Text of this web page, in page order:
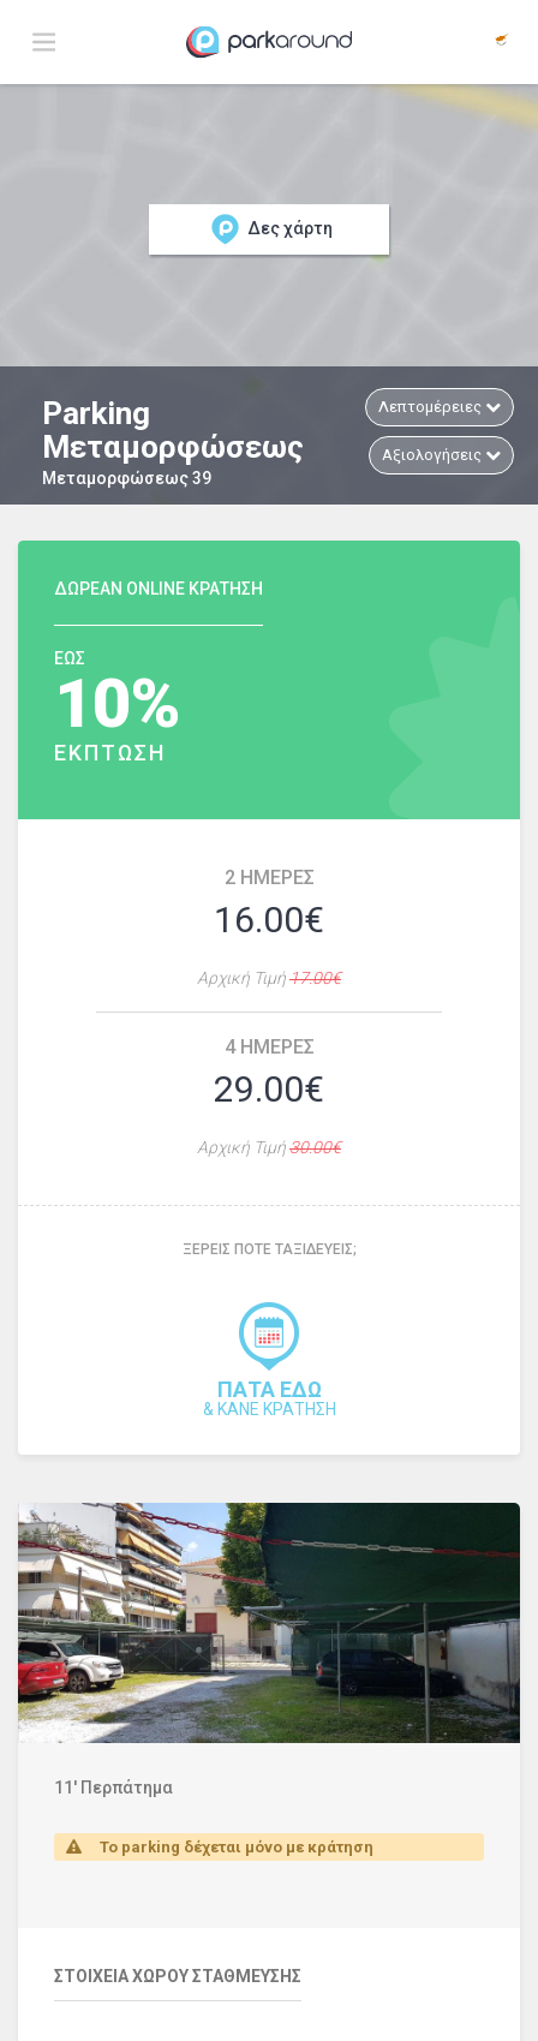
Δες χάρτη
Parking
Μεταμορφώσεως
Μεταμορφώσεως 39
Λεπτομέρειες
Αξιολογήσεις
ΔΩΡΕΑΝ ONLINE ΚΡΑΤΗΣΗ
ΕΩΣ
10%
ΕΚΠΤΩΣΗ
2 ΗΜΕΡΕΣ
16.00€
Αρχική Τιμή17.00€
4 ΗΜΕΡΕΣ
29.00€
Αρχική Τιμή30.00€
ΞΕΡΕΙΣ ΠΟΤΕ ΤΑΞΙΔΕΥΕΙΣ;
ΠΑΤΑ ΕΔΩ
& ΚΑΝΕ ΚΡΑΤΗΣΗ
11' Περπάτημα
Το parking δέχεται μόνο με κράτηση
ΣΤΟΙΧΕΙΑ ΧΩΡΟΥ ΣΤΑΘΜΕΥΣΗΣ